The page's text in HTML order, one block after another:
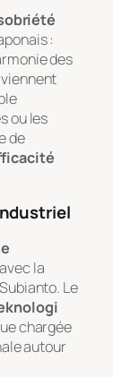
:
des
ou les
de
la
Le
chargée
autour